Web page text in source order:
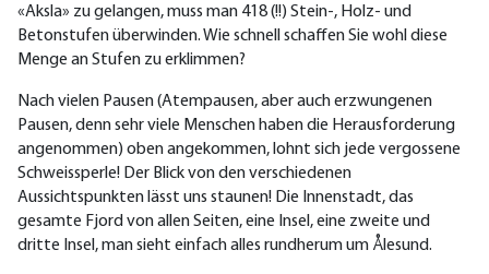
«Aksla» zu gelangen, muss man 418 (!!) Stein-, Holz- und
Betonstufen überwinden. Wie schnell schaffen Sie wohl diese
Menge an Stufen zu erklimmen?
Nach vielen Pausen (Atempausen, aber auch erzwungenen
Pausen, denn sehr viele Menschen haben die Herausforderung
angenommen) oben angekommen, lohnt sich jede vergossene
Schweissperle! Der Blick von den verschiedenen
Aussichtspunkten lässt uns staunen! Die Innenstadt, das
gesamte Fjord von allen Seiten, eine Insel, eine zweite und
dritte Insel, man sieht einfach alles rundherum um Ålesund.